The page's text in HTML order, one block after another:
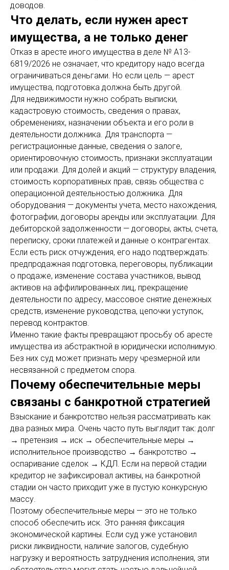
доводов.
Что делать, если нужен арест
имущества, а не только денег
Отказ в аресте иного имущества в деле № А13-
6819/2026 не означает, что кредитору надо всегда
ограничиваться деньгами. Но если цель — арест
имущества, подготовка должна быть другой.
Для недвижимости нужно собрать выписки,
кадастровую стоимость, сведения о правах,
обременениях, назначении объекта и его роли в
деятельности должника. Для транспорта —
регистрационные данные, сведения о залоге,
ориентировочную стоимость, признаки эксплуатации
или продажи. Для долей и акций — структуру владения,
стоимость корпоративных прав, связь общества с
операционной деятельностью должника. Для
оборудования — документы учета, место нахождения,
фотографии, договоры аренды или эксплуатации. Для
дебиторской задолженности — договоры, акты, счета,
переписку, сроки платежей и данные о контрагентах.
Если есть риск отчуждения, его надо подтверждать:
предпродажная подготовка, переговоры, публикации
о продаже, изменение состава участников, вывод
активов на аффилированных лиц, прекращение
деятельности по адресу, массовое снятие денежных
средств, изменение руководства, цепочки уступок,
перевод контрактов.
Именно такие факты превращают просьбу об аресте
имущества из абстрактной в юридически исполнимую.
Без них суд может признать меру чрезмерной или
несвязанной с предметом спора.
Почему обеспечительные меры
связаны с банкротной стратегией
Взыскание и банкротство нельзя рассматривать как
два разных мира. Очень часто путь выглядит так: долг
→ претензия → иск → обеспечительные меры →
исполнительное производство → банкротство →
оспаривание сделок → КДЛ. Если на первой стадии
кредитор не зафиксировал активы, на банкротной
стадии он часто приходит уже в пустую конкурсную
массу.
Поэтому обеспечительные меры — это не только
способ обеспечить иск. Это ранняя фиксация
экономической картины. Если суд уже установил
риски ликвидности, наличие залогов, судебную
нагрузку и вероятность затруднения исполнения, эти